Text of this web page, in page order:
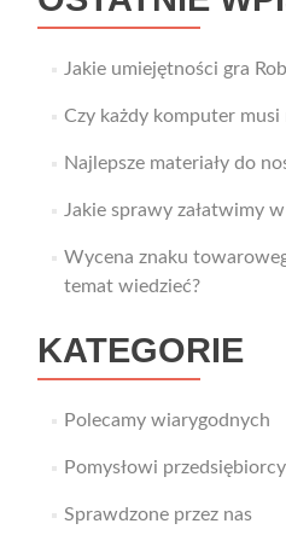
Jakie umiejętności gra
Czy każdy komputer
Najlepsze materiały do
Jakie sprawy załatwimy
Wycena znaku
temat wiedzieć?
KATEGORIE
Polecamy wiarygodnych
Pomysłowi przedsiębiorcy
Sprawdzone przez nas